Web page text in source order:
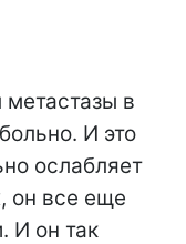
в
И это
ослабляет
он все еще
И он так